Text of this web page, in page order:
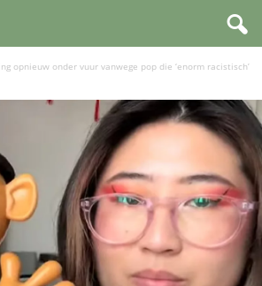
opnieuw onder vuur vanwege pop die ‘enorm racistisch’